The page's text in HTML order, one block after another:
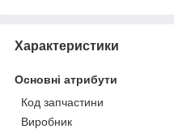
Характеристики
Основні атрибути
Код запчастини
Виробник